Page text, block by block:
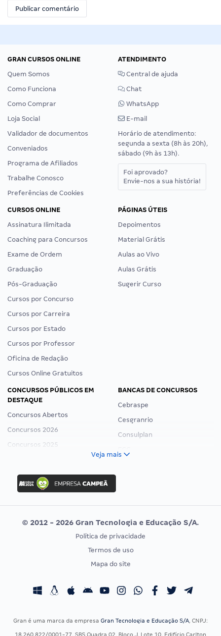
GRAN CURSOS ONLINE
Quem Somos
Como Funciona
Como Comprar
Loja Social
Validador de documentos
Conveniados
Programa de Afiliados
Trabalhe Conosco
Preferências de Cookies
ATENDIMENTO
Central de ajuda
Chat
WhatsApp
E-mail
Horário de atendimento:
segunda a sexta (8h às 20h),
sábado (9h às 13h).
Foi aprovado?
Envie-nos a sua história!
CURSOS ONLINE
Assinatura Ilimitada
Coaching para Concursos
Exame de Ordem
Graduação
Pós-Graduação
Cursos por Concurso
Cursos por Carreira
Cursos por Estado
Cursos por Professor
Oficina de Redação
Cursos Online Gratuitos
PÁGINAS ÚTEIS
Depoimentos
Material Grátis
Aulas ao Vivo
Aulas Grátis
Sugerir Curso
CONCURSOS PÚBLICOS EM
DESTAQUE
Concursos Abertos
Concursos 2026
Concursos 2025
Concurso Ibama
Concurso MPU
Editais publicados
BANCAS DE CONCURSOS
Cebraspe
Cesgranrio
Consulplan
Vunesp
CONCURSOS POR PROFISSÃO
Concursos Fiscais
EXAME DE ORDEM
Calendário OAB
Veja mais
© 2012 - 2026 Gran Tecnologia e Educação S/A.
Política de privacidade
Termos de uso
Mapa do site
Gran é uma marca da empresa Gran Tecnologia e Educação S/A, CNPJ:
18.260.822/0001-77, SBS Quadra 02, Bloco J, Lote 10, Edifício Carlton